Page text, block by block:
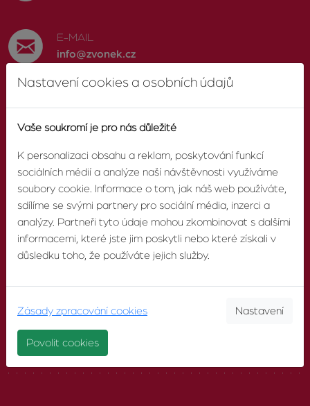
E-MAIL
info@zvonek.cz
O AGENTUŘE
O nás
Náš tým
Volná pracovní místa
Nastavení cookies a osobních údajů
Vaše soukromí je pro nás důležité
K personalizaci obsahu a reklam, poskytování funkcí
sociálních médií a analýze naší návštěvnosti využíváme
soubory cookie. Informace o tom, jak náš web používáte,
sdílíme se svými partnery pro sociální média, inzerci a
analýzy. Partneři tyto údaje mohou zkombinovat s dalšími
informacemi, které jste jim poskytli nebo které získali v
důsledku toho, že používáte jejich služby.
Zásady zpracování cookies Nastavení
Povolit cookies